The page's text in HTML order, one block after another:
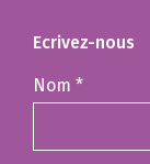
Ecrivez-nous
Nom *